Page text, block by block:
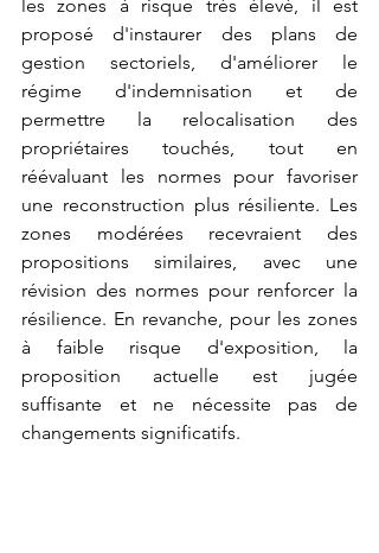
les zones à risque très élevé, il est
proposé d'instaurer des plans de
gestion sectoriels, d'améliorer le
régime d'indemnisation et de
permettre la relocalisation des
propriétaires touchés, tout en
réévaluant les normes pour favoriser
une reconstruction plus résiliente. Les
zones modérées recevraient des
propositions similaires, avec une
révision des normes pour renforcer la
résilience. En revanche, pour les zones
à faible risque d'exposition, la
proposition actuelle est jugée
suffisante et ne nécessite pas de
changements significatifs.